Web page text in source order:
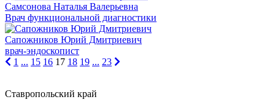
Самсонова Наталья Валерьевна
Врач функциональной диагностики
Сапожников Юрий Дмитриевич
врач-эндоскопист
1 ... 15 16 17 18 19 ... 23
Ставропольский край